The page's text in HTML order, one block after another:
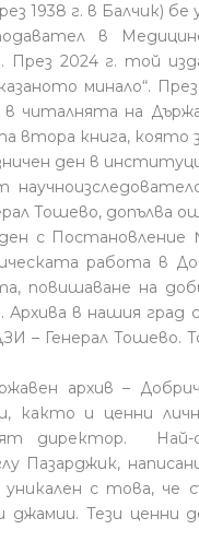
1938 г. в Балчик)
в
През 2024 г. той
минало“.
читалнята на
втора книга, която
ден в
Тошево, допълва
с Постановление
работа в
повишаване на
в нашия град
– Генерал Тошево.
архив –
както и ценни
директор.
Пазарджик,
с това, че
джамии. Тези ценни